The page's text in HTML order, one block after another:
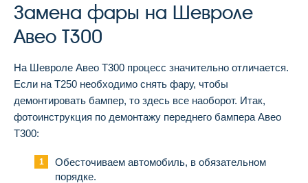
Замена фары на Шевроле
Авео Т300
На Шевроле Авео Т300 процесс значительно отличается.
Если на Т250 необходимо снять фару, чтобы
демонтировать бампер, то здесь все наоборот. Итак,
фотоинструкция по демонтажу переднего бампера Авео
Т300:
Обесточиваем автомобиль, в обязательном
порядке.